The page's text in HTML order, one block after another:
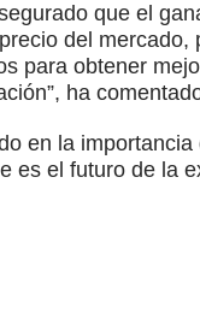
que el
del
para obtener
ha
en la
es el futuro de la